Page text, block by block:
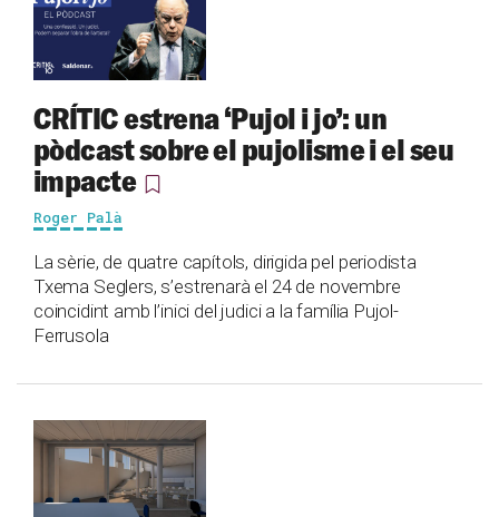
CRÍTIC estrena ‘Pujol i jo’: un
pòdcast sobre el pujolisme i el seu
impacte
Roger Palà
La sèrie, de quatre capítols, dirigida pel periodista
Txema Seglers, s’estrenarà el 24 de novembre
coincidint amb l’inici del judici a la família Pujol-
Ferrusola